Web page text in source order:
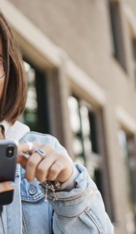
Dental
Blanqueamiento
Bruxismo